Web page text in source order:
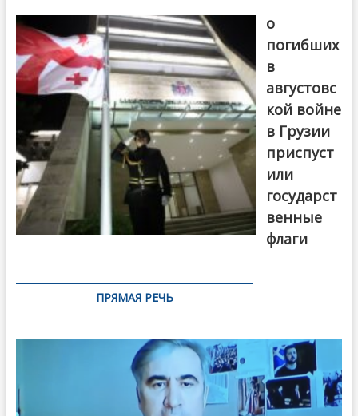
о
погибших
в
августовс
кой войне
в Грузии
приспуст
или
государст
венные
флаги
ПРЯМАЯ РЕЧЬ